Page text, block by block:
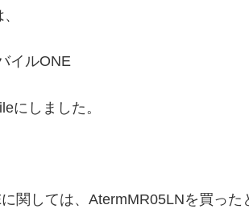
イルONE
にしました。
関しては、AtermMR05LNを買っ